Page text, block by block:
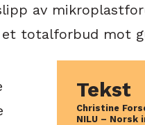
av
et totalforbud mot
Tekst
Christine
NILU –